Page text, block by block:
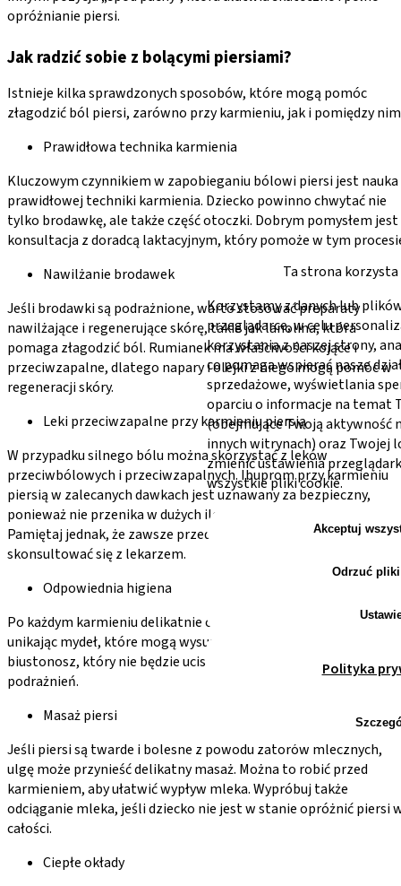
opróżnianie piersi.
Jak radzić sobie z bolącymi piersiami?
Istnieje kilka sprawdzonych sposobów, które mogą pomóc
złagodzić ból piersi, zarówno przy karmieniu, jak i pomiędzy
Prawidłowa technika karmienia
Kluczowym czynnikiem w zapobieganiu bólowi piersi jest nauka
prawidłowej techniki karmienia. Dziecko powinno chwytać nie
tylko brodawkę, ale także część otoczki. Dobrym pomysłem jest
konsultacja z doradcą laktacyjnym, który pomoże w tym
Nawilżanie brodawek
Jeśli brodawki są podrażnione, warto stosować preparaty
nawilżające i regenerujące skórę, takie jak lanolina, która
pomaga złagodzić ból. Rumianek ma właściwości kojące i
przeciwzapalne, dlatego napary i olejki z niego mogą pomóc w
regeneracji skóry.
Leki przeciwzapalne przy karmieniu piersią
W przypadku silnego bólu można skorzystać z leków
przeciwbólowych i przeciwzapalnych. Ibuprom przy karmieniu
piersią w zalecanych dawkach jest uznawany za bezpieczny,
ponieważ nie przenika w dużych ilościach do mleka matki.
Pamiętaj jednak, że zawsze przed jego zastosowaniem
skonsultować się z lekarzem.
Odpowiednia higiena
Po każdym karmieniu delikatnie opłucz piersi ciepłą wodą,
unikając mydeł, które mogą wysuszać skórę. Noś wygodny
biustonosz, który nie będzie uciskał piersi ani powodował
podrażnień.
Masaż piersi
Jeśli piersi są twarde i bolesne z powodu zatorów mlecznych,
ulgę może przynieść delikatny masaż. Można to robić przed
karmieniem, aby ułatwić wypływ mleka. Wypróbuj także
odciąganie mleka, jeśli dziecko nie jest w stanie opróżnić piersi
całości.
Ciepłe okłady
Ta strona
Korzystamy z danych lub
przeglądarce, w celu
korzystania z naszej strony,
co pomaga wspierać nasze
sprzedażowe, wyświetlania
oparciu o informacje na temat
(obejmujące Twoją aktywność
innych witrynach) oraz Twojej
zmienić ustawienia
wszystkie pliki cookie.
Akceptuj
Odrzuć
Polityka